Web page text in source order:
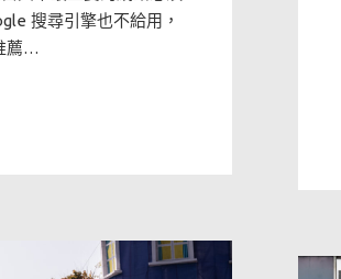
搜尋引擎也不給用，
薦…